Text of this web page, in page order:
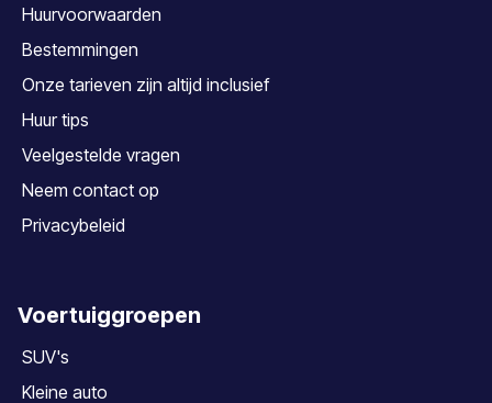
Huurvoorwaarden
Bestemmingen
Onze tarieven zijn altijd inclusief
Huur tips
Veelgestelde vragen
Neem contact op
Privacybeleid
Voertuiggroepen
SUV's
Kleine auto